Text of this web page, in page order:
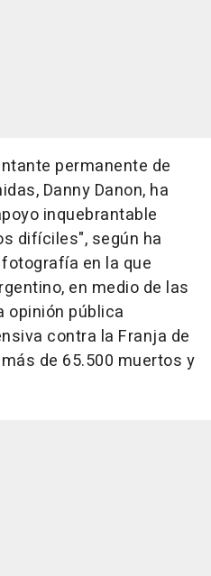
permanente de
Danny Danon, ha
inquebrantable
difíciles", según ha
en la que
en medio de las
pública
contra la Franja de
de 65.500 muertos y